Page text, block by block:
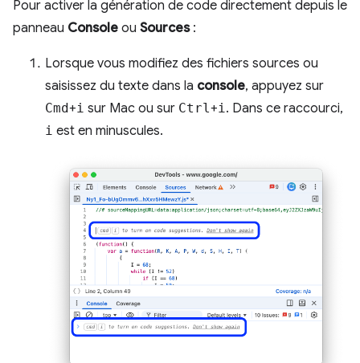
Pour activer la génération de code directement depuis le
panneau Console ou Sources:
Lorsque vous modifiez des fichiers sources ou
saisissez du texte dans la console, appuyez sur
Cmd+i sur Mac ou sur Ctrl+i. Dans ce raccourci,
i est en minuscules.